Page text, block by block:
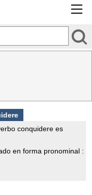
conquidere es
en forma pronominal :